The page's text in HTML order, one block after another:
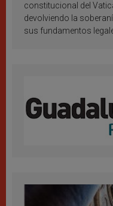
constitucional del
devolviendo la
sus fundamentos